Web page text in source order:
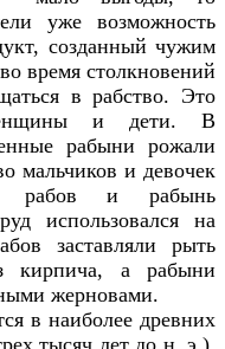
уже возможность
созданный чужим
время столкновений
в рабство. Это
и дети. В
рабыни рожали
мальчиков и девочек
рабов и рабынь
использовался на
заставляли рыть
кирпича, а рабыни
жерновами.
в наиболее древних
тысяч лет до н. э.).